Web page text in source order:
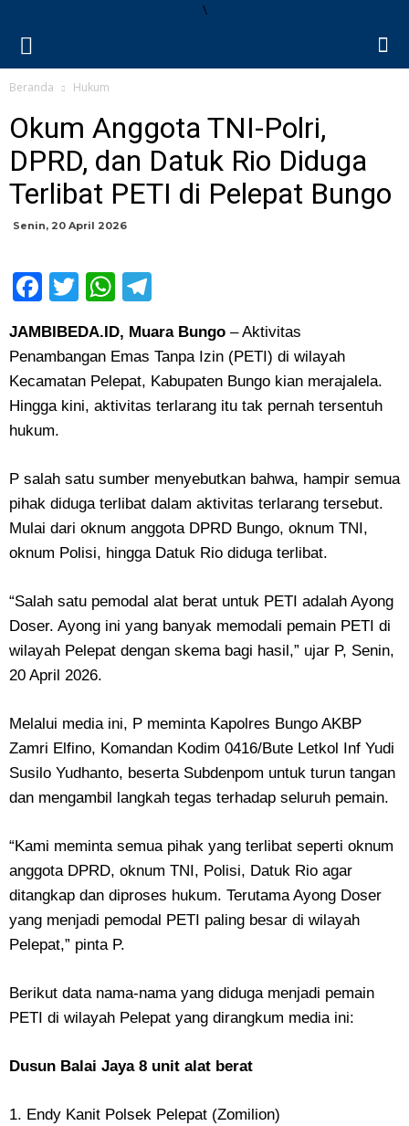
\
Beranda Hukum
Okum Anggota TNI-Polri,
DPRD, dan Datuk Rio Diduga
Terlibat PETI di Pelepat Bungo
Senin, 20 April 2026
Facebook
TwitterWhatsApp
JAMBIBEDA.ID, Muara Bungo – Aktivitas
Penambangan Emas Tanpa Izin (PETI) di wilayah
Kecamatan Pelepat, Kabupaten Bungo kian merajalela.
Hingga kini, aktivitas terlarang itu tak pernah tersentuh
hukum.
P salah satu sumber menyebutkan bahwa, hampir semua
pihak diduga terlibat dalam aktivitas terlarang tersebut.
Mulai dari oknum anggota DPRD Bungo, oknum TNI,
oknum Polisi, hingga Datuk Rio diduga terlibat.
“Salah satu pemodal alat berat untuk PETI adalah Ayong
Doser. Ayong ini yang banyak memodali pemain PETI di
wilayah Pelepat dengan skema bagi hasil,” ujar P, Senin,
20 April 2026.
Melalui media ini, P meminta Kapolres Bungo AKBP
Zamri Elfino, Komandan Kodim 0416/Bute Letkol Inf Yudi
Susilo Yudhanto, beserta Subdenpom untuk turun tangan
dan mengambil langkah tegas terhadap seluruh pemain.
“Kami meminta semua pihak yang terlibat seperti oknum
anggota DPRD, oknum TNI, Polisi, Datuk Rio agar
ditangkap dan diproses hukum. Terutama Ayong Doser
yang menjadi pemodal PETI paling besar di wilayah
Pelepat,” pinta P.
Berikut data nama-nama yang diduga menjadi pemain
PETI di wilayah Pelepat yang dirangkum media ini:
Dusun Balai Jaya 8 unit alat berat
1. Endy Kanit Polsek Pelepat (Zomilion)